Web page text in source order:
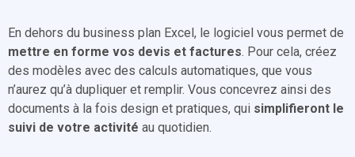
En dehors du business plan Excel, le logiciel vous permet de
mettre en forme vos devis et factures. Pour cela, créez
des modèles avec des calculs automatiques, que vous
n’aurez qu’à dupliquer et remplir. Vous concevrez ainsi des
documents à la fois design et pratiques, qui simplifieront le
suivi de votre activité au quotidien.